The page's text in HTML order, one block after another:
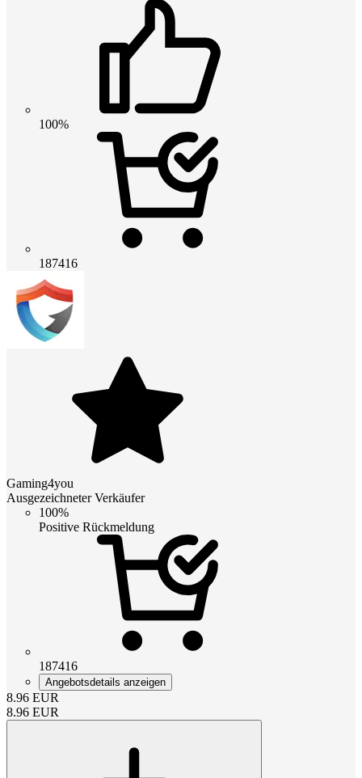
100%
187416
Gaming4you
Ausgezeichneter Verkäufer
100%
Positive Rückmeldung
187416
Angebotsdetails anzeigen
8.96 EUR
8.96 EUR